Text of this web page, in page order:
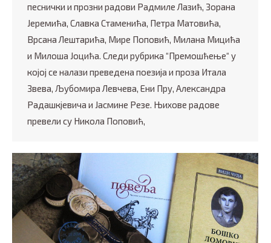
песнички и прозни радови Радмиле Лазић, Зорана
Јеремића, Славка Стаменића, Петра Матовића,
Врсана Лештарића, Мире Поповић, Милана Мицића
и Милоша Јоцића. Следи рубрика “Премошћење“ у
којој се налази преведена поезија и проза Итала
Звева, Љубомира Левчева, Ени Пру, Александра
Радашкјевича и Јасмине Резе. Њихове радове
превели су Никола Поповић,